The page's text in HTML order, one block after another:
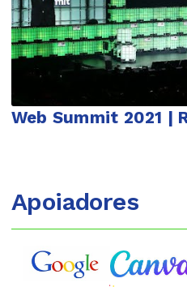
Web Summit 2021 |
Apoiadores